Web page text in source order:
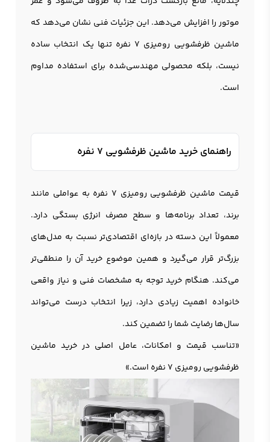
موتور را افزایش می‌دهد. این جزئیات فنی نشان می‌دهد که
ماشین ظرفشویی رومیزی 7 نفره تنها یک انتخاب ساده
نیست، بلکه محصولی مهندسی‌شده برای استفاده مداوم
است.
راهنمای خرید ماشین ظرفشویی 7 نفره
قیمت ماشین ظرفشویی رومیزی 7 نفره به عواملی مانند
برند، تعداد برنامه‌ها و سطح مصرف انرژی بستگی دارد.
معمولاً این دسته در بازه‌ای اقتصادی‌تر نسبت به مدل‌های
بزرگ‌تر قرار می‌گیرد و همین موضوع خرید آن را منطقی‌تر
می‌کند. هنگام خرید توجه به مشخصات فنی و نیاز واقعی
خانواده اهمیت زیادی دارد، زیرا انتخاب درست می‌تواند
سال‌ها رضایت شما را تضمین کند.
«تناسب قیمت و امکانات، عامل اصلی در خرید ماشین
ظرفشویی رومیزی 7 نفره است.»